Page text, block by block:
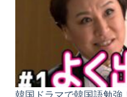
大の仲良しだったのに
関係が疎遠になった理由